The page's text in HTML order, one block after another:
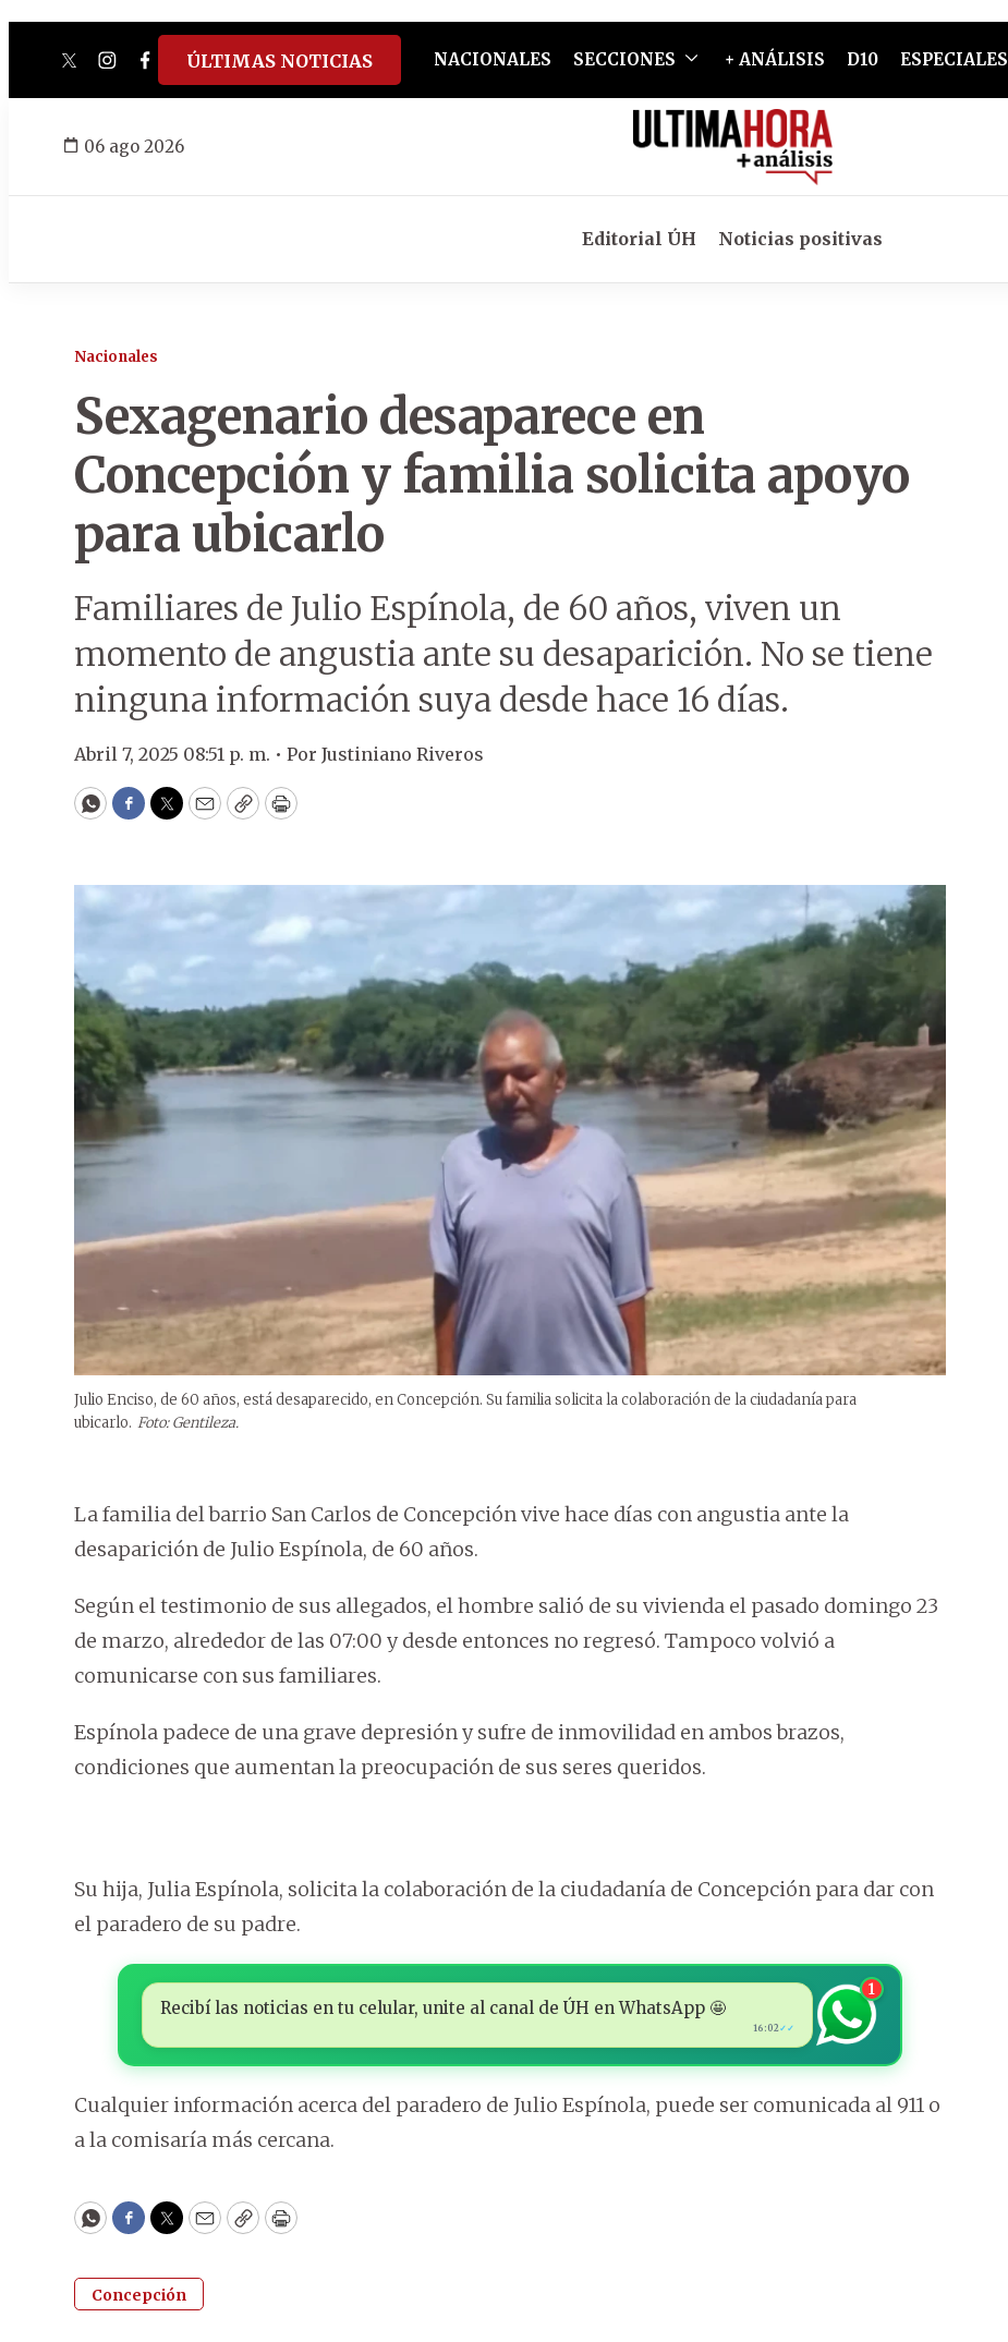
twitterinstagram
facebook
tiktokyoutube
spotify
ÚLTIMAS NOTICIAS NACIONALES SECCIONES + ANÁLISIS D10 ESPECIALES
06 ago 2026
Editorial ÚH Noticias positivas
Nacionales
Sexagenario desaparece en
Concepción y familia solicita apoyo
para ubicarlo
Familiares de Julio Espínola, de 60 años, viven un
momento de angustia ante su desaparición. No se tiene
ninguna información suya desde hace 16 días.
Abril 7, 2025 08:51 p. m. • Por Justiniano Riveros
WhatsApp
Facebook
Twitter
EmailCopyPrint
Julio Enciso, de 60 años, está desaparecido, en Concepción. Su familia solicita la colaboración de la ciudadanía para
ubicarlo. Foto: Gentileza.
La familia del barrio San Carlos de Concepción vive hace días con angustia ante la
desaparición de Julio Espínola, de 60 años.
Según el testimonio de sus allegados, el hombre salió de su vivienda el pasado domingo 23
de marzo, alrededor de las 07:00 y desde entonces no regresó. Tampoco volvió a
comunicarse con sus familiares.
Espínola padece de una grave depresión y sufre de inmovilidad en ambos brazos,
condiciones que aumentan la preocupación de sus seres queridos.
Su hija, Julia Espínola, solicita la colaboración de la ciudadanía de Concepción para dar con
el paradero de su padre.
Recibí las noticias en tu celular, unite al canal de ÚH en WhatsApp 🤩
16:02✓✓
1
Cualquier información acerca del paradero de Julio Espínola, puede ser comunicada al 911 o
a la comisaría más cercana.
WhatsApp
Facebook
Twitter
EmailCopyPrint
Concepción